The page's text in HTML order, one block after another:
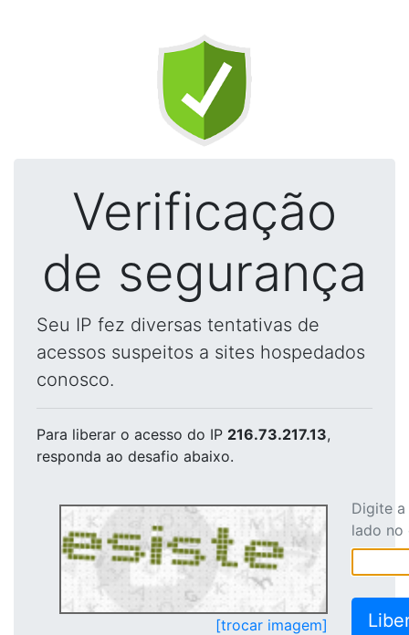
Verificação
de segurança
Seu IP fez diversas tentativas de
acessos suspeitos a sites hospedados
conosco.
Para liberar o acesso do IP 216.73.217.13,
responda ao desafio abaixo.
[trocar imagem]
Digite
lado no